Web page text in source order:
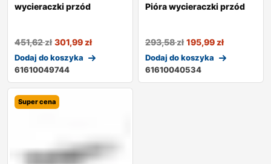
wycieraczki przód
451,62zł 301,99zł
Dodaj do koszyka
61610049744
Pióra wycieraczki przód
293,58zł 195,99zł
Dodaj do koszyka
61610040534
Super cena